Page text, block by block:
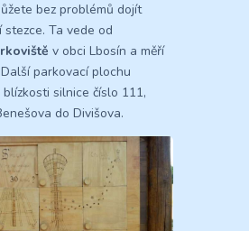
bez problémů dojít
stezce. Ta vede od
v obci Lbosín a měří
parkovací plochu
silnice číslo 111,
do Divišova.